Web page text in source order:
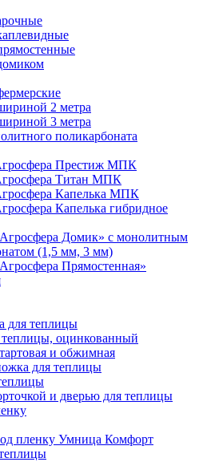
2 метра
3 метра
поликарбоната
Престиж МПК
Титан МПК
Капелька МПК
Капелька гибридное
Домик» с монолитным
(1,5 мм, 3 мм)
Прямостенная»
для теплицы
теплицы, оцинкованный
и обжимная
для теплицы
и дверью для теплицы
пленку Умница Комфорт